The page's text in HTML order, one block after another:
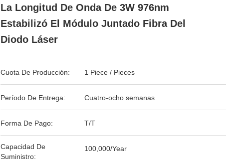
La Longitud De Onda De 3W 976nm
Estabilizó El Módulo Juntado Fibra Del
Diodo Láser
Cuota De Producción: 1 Piece / Pieces
Período De Entrega: Cuatro-ocho semanas
Forma De Pago: T/T
Capacidad De
Suministro:
100,000/Year